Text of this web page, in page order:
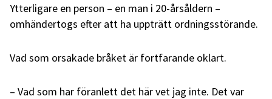
Ytterligare en person – en man i 20-årsåldern –
omhändertogs efter att ha uppträtt ordningsstörande.
Vad som orsakade bråket är fortfarande oklart.
– Vad som har föranlett det här vet jag inte. Det var